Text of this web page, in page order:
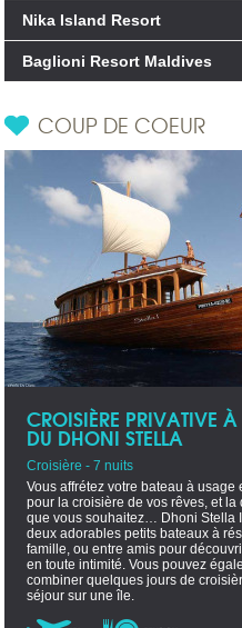
Nika Island Resort
Baglioni Resort Maldives
COUP DE COEUR
CROISIÈRE PRIVATIVE
DU DHONI STELLA
Croisière - 7 nuits
Vous affrétez votre bateau à usage
pour la croisière de vos rêves, et la
que vous souhaitez… Dhoni Stella
deux adorables petits bateaux à
famille, ou entre amis pour
en toute intimité. Vous pouvez
combiner quelques jours de
séjour sur une île.